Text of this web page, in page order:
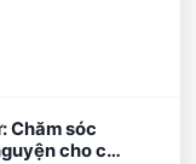
Chăm sóc
cho các